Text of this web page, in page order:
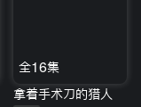
全16集
拿着手术刀的猎人